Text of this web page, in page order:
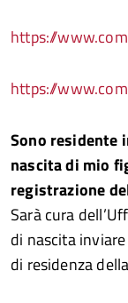
https://
https://
Sono residente
nascita di mio
registrazione
Sarà cura
di nascita
di residenza